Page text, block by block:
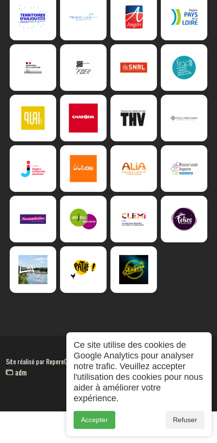
Site réalisé parRepereCom
adm
Ce site utilise des cookies de
Google Analytics pour analyser
notre trafic. Veuillez accepter
l'utilisation des cookies pour nous
aider à améliorer votre
expérience.
Accepter Refuser